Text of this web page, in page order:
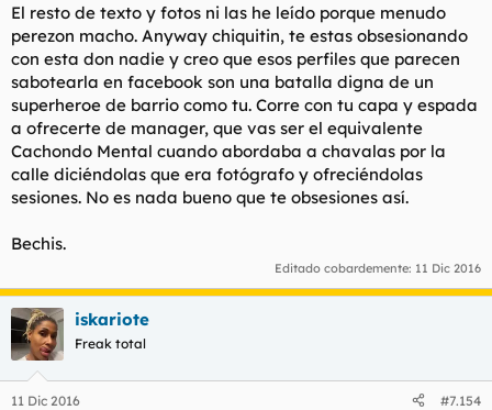
El resto de texto y fotos ni las he leído porque menudo
perezon macho. Anyway chiquitin, te estas obsesionando
con esta don nadie y creo que esos perfiles que parecen
sabotearla en facebook son una batalla digna de un
superheroe de barrio como tu. Corre con tu capa y espada
a ofrecerte de manager, que vas ser el equivalente
Cachondo Mental cuando abordaba a chavalas por la
calle diciéndolas que era fotógrafo y ofreciéndolas
sesiones. No es nada bueno que te obsesiones así.
Bechis.
Editado cobardemente: 11 Dic 2016
iskariote
Freak total
11 Dic 2016 #7.154